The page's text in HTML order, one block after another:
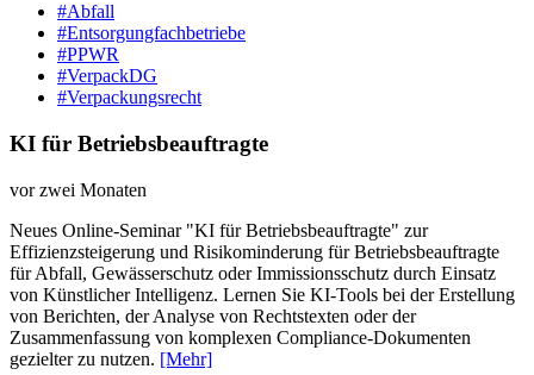
#Abfall
#Entsorgungfachbetriebe
#PPWR
#VerpackDG
#Verpackungsrecht
KI für Betriebsbeauftragte
vor zwei Monaten
Neues Online-Seminar "KI für Betriebsbeauftragte" zur
Effizienzsteigerung und Risikominderung für Betriebsbeauftragte
für Abfall, Gewässerschutz oder Immissionsschutz durch Einsatz
von Künstlicher Intelligenz. Lernen Sie KI-Tools bei der Erstellung
von Berichten, der Analyse von Rechtstexten oder der
Zusammenfassung von komplexen Compliance-Dokumenten
gezielter zu nutzen. [Mehr]